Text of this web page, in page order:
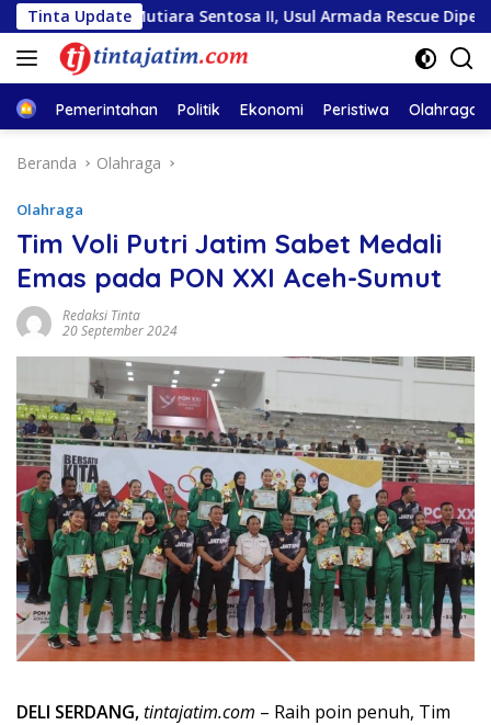
Langsung
ke
konten
Tinta Update
Mutiara Sentosa II, Usul Armada Rescue Diperkuat
HomePemerintahan Politik Ekonomi Peristiwa Olahraga
Beranda Olahraga
Olahraga
Tim Voli Putri Jatim Sabet Medali
Emas pada PON XXI Aceh-Sumut
Redaksi Tinta
20 September 2024
DELI SERDANG,tintajatim.com – Raih poin penuh, Tim